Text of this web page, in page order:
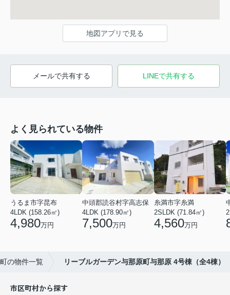
地図アプリで見る
メールで共有する LINEで共有する
よく見られている物件
うるま市字昆布
4LDK (158.26㎡)
4,980万円
中頭郡読谷村字高志保
4LDK (178.90㎡)
7,500万円
糸満市字糸満
2SLDK (71.84㎡)
4,560万円
の物件一覧 リーブルガーデン与那原町与那原 4号棟（全4棟）
市区町村から探す